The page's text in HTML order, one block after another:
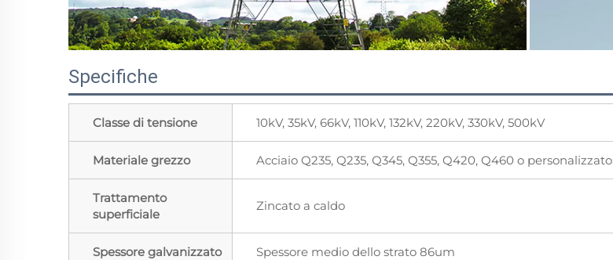
Specifiche
Classe di tensione 10kV, 35kV, 66kV, 110kV, 132kV, 220kV, 330kV, 500kV
Materiale grezzo Acciaio Q235, Q235, Q345, Q355, Q420, Q460 o personalizzato
Trattamento
superficiale
Zincato a caldo
Spessore galvanizzato Spessore medio dello strato 86um